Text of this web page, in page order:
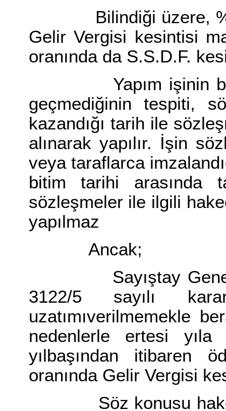
Bilindiği üzere, %5
Gelir Vergisi kesintisi
oranında da S.S.D.F.
Yapım işinin
geçmediğinin tespiti,
kazandığı tarih ile
alınarak yapılır. İşin
veya taraflarca
bitim tarihi arasında
sözleşmeler ile ilgili
yapılmaz
Ancak;
Sayıştay Genel
3122/5 sayılı
uzatımıverilmemekle
nedenlerle ertesi
yılbaşından itibaren
oranında Gelir Vergisi
Söz konusu